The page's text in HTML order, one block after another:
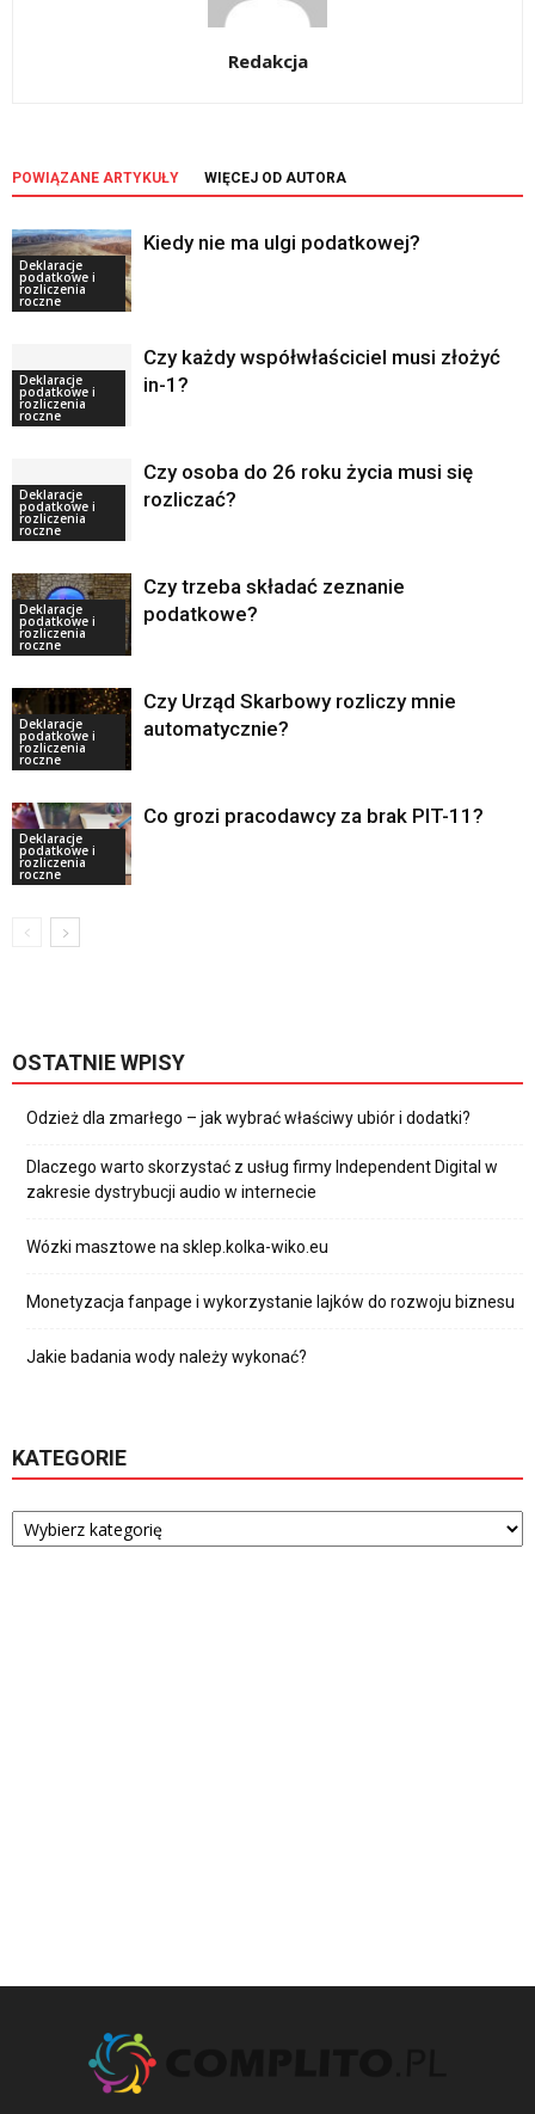
Redakcja
POWIĄZANE ARTYKUŁY WIĘCEJ OD AUTORA
Deklaracje
podatkowe i
rozliczenia
roczne
Kiedy nie ma ulgi podatkowej?
Deklaracje
podatkowe i
rozliczenia
roczne
Czy każdy współwłaściciel musi złożyć
in-1?
Deklaracje
podatkowe i
rozliczenia
roczne
Czy osoba do 26 roku życia musi się
rozliczać?
Deklaracje
podatkowe i
rozliczenia
roczne
Czy trzeba składać zeznanie
podatkowe?
Deklaracje
podatkowe i
rozliczenia
roczne
Czy Urząd Skarbowy rozliczy mnie
automatycznie?
Deklaracje
podatkowe i
rozliczenia
roczne
Co grozi pracodawcy za brak PIT-11?
OSTATNIE WPISY
Odzież dla zmarłego – jak wybrać właściwy ubiór i dodatki?
Dlaczego warto skorzystać z usług firmy Independent Digital w
zakresie dystrybucji audio w internecie
Wózki masztowe na sklep.kolka-wiko.eu
Monetyzacja fanpage i wykorzystanie lajków do rozwoju biznesu
Jakie badania wody należy wykonać?
KATEGORIE
Kategorie